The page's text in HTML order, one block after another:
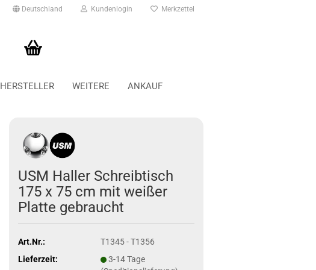
Deutschland Kundenlogin Merkzettel
HERSTELLER ANKAUF
WEITERE
USM Haller Schreibtisch
175 x 75 cm mit weißer
Platte gebraucht
Art.Nr.:
T1345 - T1356
Lieferzeit:
3-14 Tage